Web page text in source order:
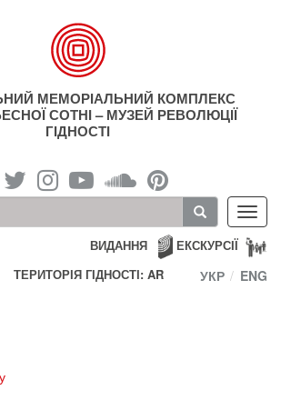
МЕМОРІАЛЬНИЙ КОМПЛЕКС
СОТНІ – МУЗЕЙ РЕВОЛЮЦІЇ
ГІДНОСТІ
ЕКСКУРСІЇ
ВИДАННЯ
ТЕРИТОРІЯ ГІДНОСТІ: AR
УКР ENG